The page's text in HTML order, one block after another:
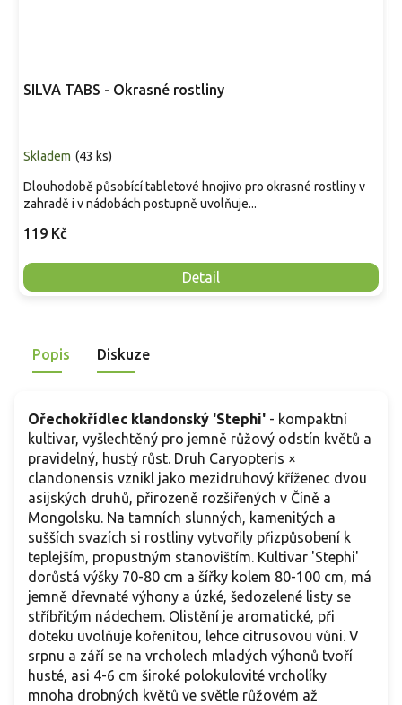
SILVA TABS - Okrasné rostliny
Skladem (43 ks)
119 Kč
Detail
Dlouhodobě působící tabletové hnojivo pro okrasné rostliny v
zahradě i v nádobách postupně uvolňuje...
Popis Diskuze
Ořechokřídlec klandonský 'Stephi' - kompaktní
kultivar, vyšlechtěný pro jemně růžový odstín květů a
pravidelný, hustý růst. Druh Caryopteris ×
clandonensis vznikl jako mezidruhový kříženec dvou
asijských druhů, přirozeně rozšířených v Číně a
Mongolsku. Na tamních slunných, kamenitých a
sušších svazích si rostliny vytvořily přizpůsobení k
teplejším, propustným stanovištím. Kultivar 'Stephi'
dorůstá výšky 70-80 cm a šířky kolem 80-100 cm, má
jemně dřevnaté výhony a úzké, šedozelené listy se
stříbřitým nádechem. Olistění je aromatické, při
doteku uvolňuje kořenitou, lehce citrusovou vůni. V
srpnu a září se na vrcholech mladých výhonů tvoří
husté, asi 4-6 cm široké polokulovité vrcholíky
mnoha drobných květů ve světle růžovém až